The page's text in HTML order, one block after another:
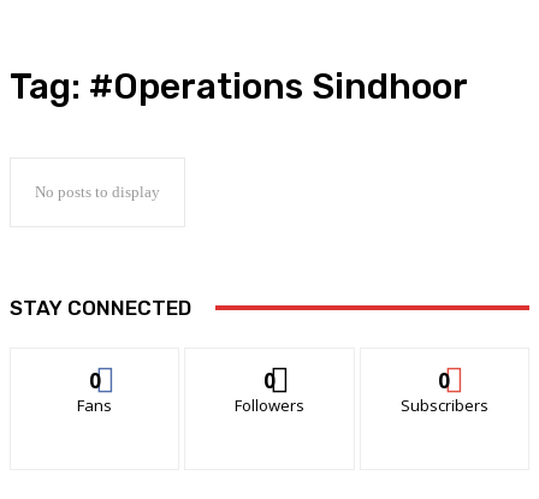
Tag: #Operations Sindhoor
No posts to display
STAY CONNECTED
0
Fans
0
Followers
0
Subscribers